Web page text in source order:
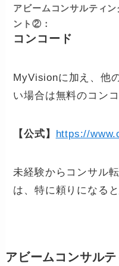
アビームコンサルティ
ント②：
コンコード
MyVisionに加え、他
い場合は無料のコン
【公式】 https://
未経験からコンサル
は、特に頼りになると
アビームコンサル